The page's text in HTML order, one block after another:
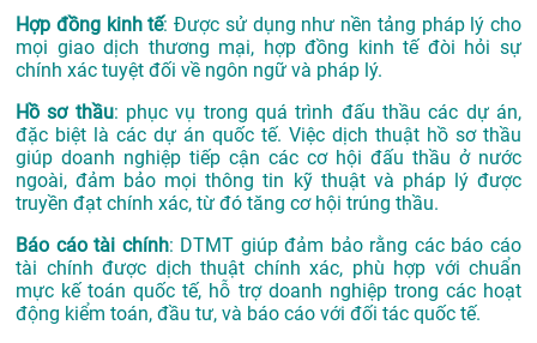
Hợp đồng kinh tế: Được sử dụng như nền tảng pháp lý cho
mọi giao dịch thương mại, hợp đồng kinh tế đòi hỏi sự
chính xác tuyệt đối về ngôn ngữ và pháp lý.
Hồ sơ thầu: phục vụ trong quá trình đấu thầu các dự án,
đặc biệt là các dự án quốc tế. Việc dịch thuật hồ sơ thầu
giúp doanh nghiệp tiếp cận các cơ hội đấu thầu ở nước
ngoài, đảm bảo mọi thông tin kỹ thuật và pháp lý được
truyền đạt chính xác, từ đó tăng cơ hội trúng thầu.
Báo cáo tài chính: DTMT giúp đảm bảo rằng các báo cáo
tài chính được dịch thuật chính xác, phù hợp với chuẩn
mực kế toán quốc tế, hỗ trợ doanh nghiệp trong các hoạt
động kiểm toán, đầu tư, và báo cáo với đối tác quốc tế.